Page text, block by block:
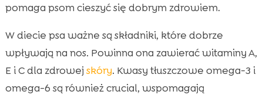
pomaga psom cieszyć się dobrym zdrowiem.
W diecie psa ważne są składniki, które dobrze
wpływają na nos. Powinna ona zawierać witaminy A,
E i C dla zdrowej skóry. Kwasy tłuszczowe omega-3 i
omega-6 są również crucial, wspomagają